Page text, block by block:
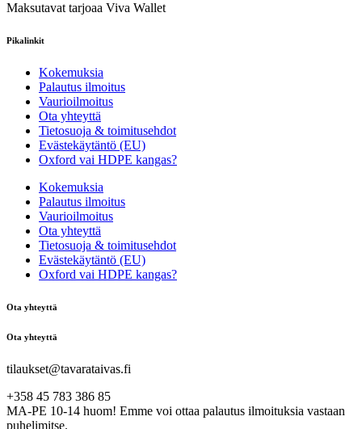
Maksutavat tarjoaa Viva Wallet
Pikalinkit
Kokemuksia
Palautus ilmoitus
Vaurioilmoitus
Ota yhteyttä
Tietosuoja & toimitusehdot
Evästekäytäntö (EU)
Oxford vai HDPE kangas?
Kokemuksia
Palautus ilmoitus
Vaurioilmoitus
Ota yhteyttä
Tietosuoja & toimitusehdot
Evästekäytäntö (EU)
Oxford vai HDPE kangas?
Ota yhteyttä
Ota yhteyttä
tilaukset@tavarataivas.fi
+358 45 783 386 85
MA-PE 10-14 huom! Emme voi ottaa palautus ilmoituksia vastaan
puhelimitse.